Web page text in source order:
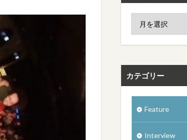
カテゴリー
Feature
Interview